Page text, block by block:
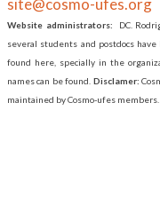
Website administrators: DC.
several students and postdocs
found here, specially in the
names can be found. Disclamer:
maintained by Cosmo-ufes members.